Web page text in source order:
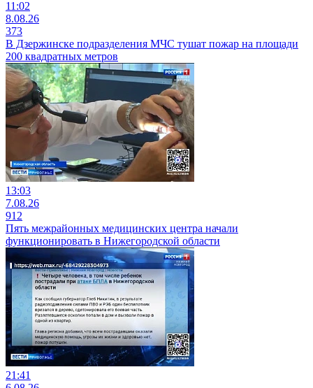
11:02
8.08.26
373
В Дзержинске подразделения МЧС тушат пожар на площади
200 квадратных метров
13:03
7.08.26
912
Пять межрайонных медицинских центра начали
функционировать в Нижегородской области
21:41